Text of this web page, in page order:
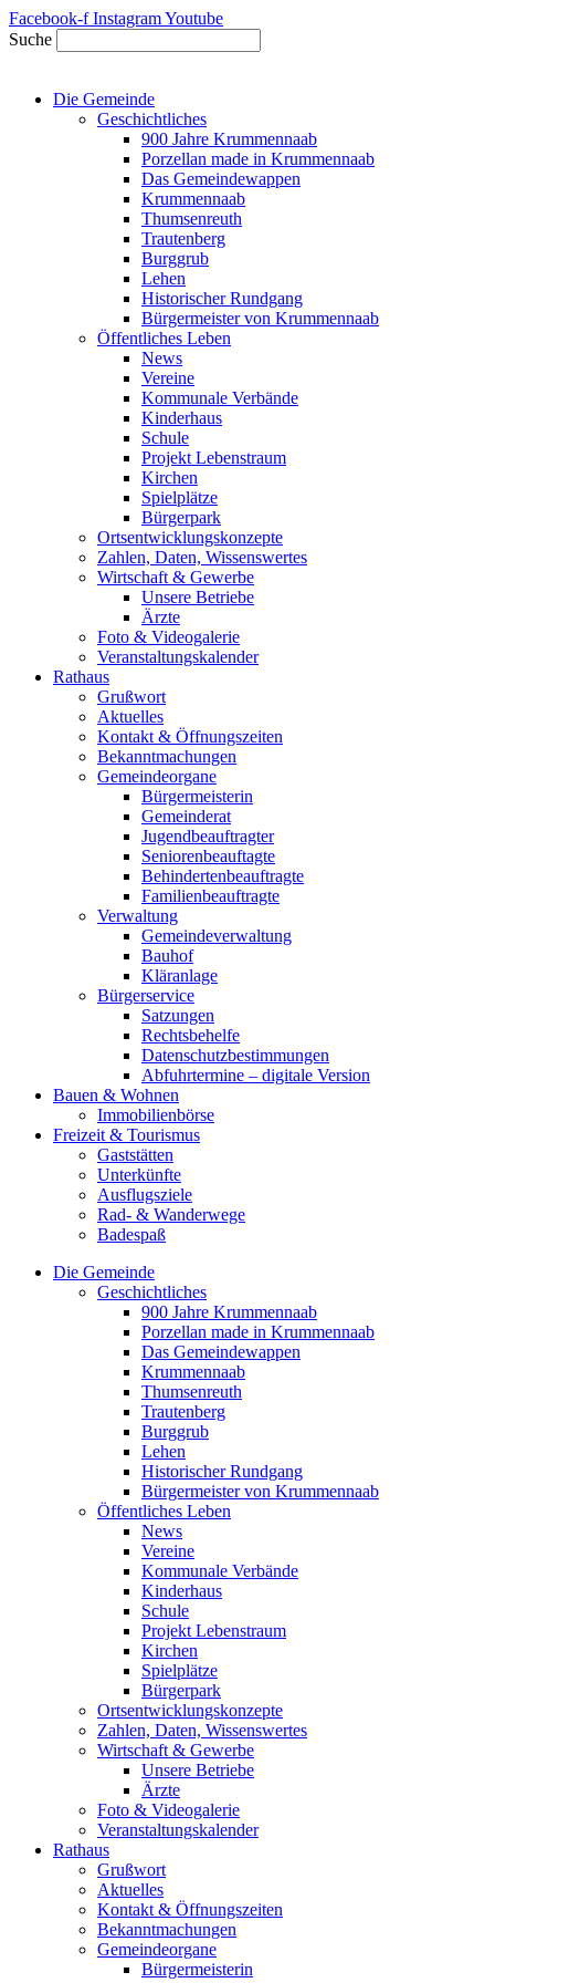
Zum
Inhalt
springen
Facebook-f InstagramYoutube
Suche
Die Gemeinde
Geschichtliches
900 Jahre Krummennaab
Porzellan made in Krummennaab
Das Gemeindewappen
Krummennaab
Thumsenreuth
Trautenberg
Burggrub
Lehen
Historischer Rundgang
Bürgermeister von Krummennaab
Öffentliches Leben
News
Vereine
Kommunale Verbände
Kinderhaus
Schule
Projekt Lebenstraum
Kirchen
Spielplätze
Bürgerpark
Ortsentwicklungskonzepte
Zahlen, Daten, Wissenswertes
Wirtschaft & Gewerbe
Unsere Betriebe
Ärzte
Foto & Videogalerie
Veranstaltungskalender
Rathaus
Grußwort
Aktuelles
Kontakt & Öffnungszeiten
Bekanntmachungen
Gemeindeorgane
Bürgermeisterin
Gemeinderat
Jugendbeauftragter
Seniorenbeauftagte
Behindertenbeauftragte
Familienbeauftragte
Verwaltung
Gemeindeverwaltung
Bauhof
Kläranlage
Bürgerservice
Satzungen
Rechtsbehelfe
Datenschutzbestimmungen
Abfuhrtermine – digitale Version
Bauen & Wohnen
Immobilienbörse
Freizeit & Tourismus
Gaststätten
Unterkünfte
Ausflugsziele
Rad- & Wanderwege
Badespaß
Die Gemeinde
Geschichtliches
900 Jahre Krummennaab
Porzellan made in Krummennaab
Das Gemeindewappen
Krummennaab
Thumsenreuth
Trautenberg
Burggrub
Lehen
Historischer Rundgang
Bürgermeister von Krummennaab
Öffentliches Leben
News
Vereine
Kommunale Verbände
Kinderhaus
Schule
Projekt Lebenstraum
Kirchen
Spielplätze
Bürgerpark
Ortsentwicklungskonzepte
Zahlen, Daten, Wissenswertes
Wirtschaft & Gewerbe
Unsere Betriebe
Ärzte
Foto & Videogalerie
Veranstaltungskalender
Rathaus
Grußwort
Aktuelles
Kontakt & Öffnungszeiten
Bekanntmachungen
Gemeindeorgane
Bürgermeisterin